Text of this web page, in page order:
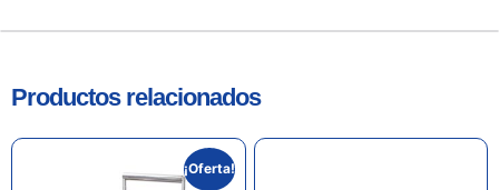
Productos relacionados
¡Oferta!